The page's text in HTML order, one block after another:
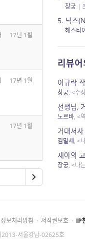
17년 1월
17년 1월
17년 1월
창궁 |
5. 닉스
헤스티
리뷰
창궁, <수상한
노르바, <
거대서
김밀세, <나
재야의
창궁, <나
보처리방침 · 저작권보호 · IP
2013-서울강남-02625호